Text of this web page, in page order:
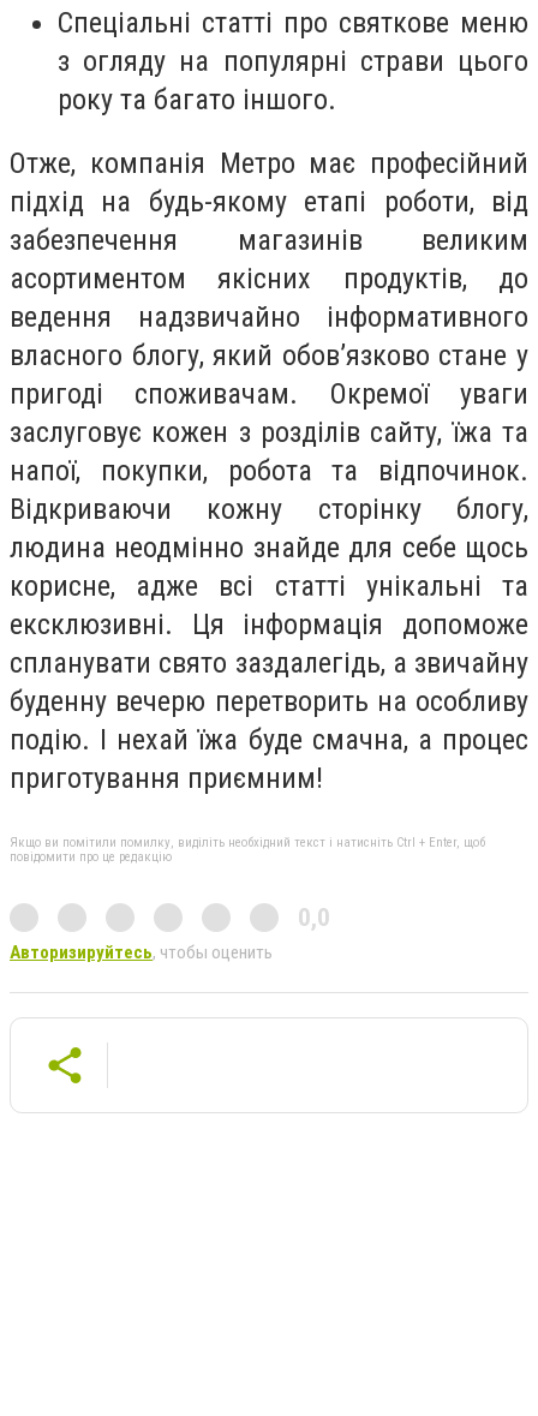
Спеціальні статті про святкове меню
з огляду на популярні страви цього
року та багато іншого.
Отже, компанія Метро має професійний
підхід на будь-якому етапі роботи, від
забезпечення магазинів великим
асортиментом якісних продуктів, до
ведення надзвичайно інформативного
власного блогу, який обов’язково стане у
пригоді споживачам. Окремої уваги
заслуговує кожен з розділів сайту, їжа та
напої, покупки, робота та відпочинок.
Відкриваючи кожну сторінку блогу,
людина неодмінно знайде для себе щось
корисне, адже всі статті унікальні та
ексклюзивні. Ця інформація допоможе
спланувати свято заздалегідь, а звичайну
буденну вечерю перетворить на особливу
подію. І нехай їжа буде смачна, а процес
приготування приємним!
Якщо ви помітили помилку, виділіть необхідний текст і натисніть Ctrl + Enter, щоб
повідомити про це редакцію
0,0
Авторизируйтесь, чтобы оценить